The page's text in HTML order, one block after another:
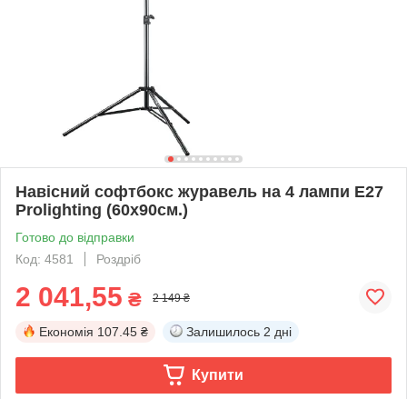
Навісний софтбокс журавель на 4 лампи Е27
Prolighting (60х90см.)
Готово до відправки
Код: 4581
Роздріб
2 041,55 ₴ 2 149 ₴
Економія 107.45 ₴ Залишилось 2 дні
Купити